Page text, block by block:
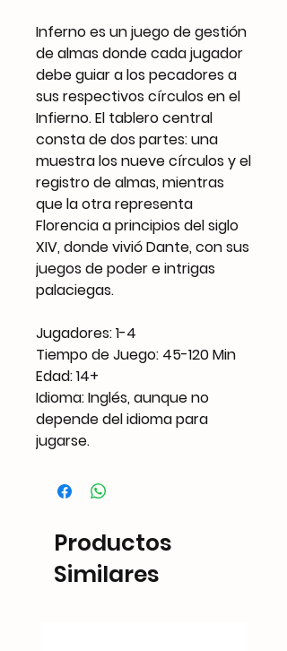
Inferno es un juego de gestión
de almas donde cada jugador
debe guiar a los pecadores a
sus respectivos círculos en el
Infierno. El tablero central
consta de dos partes: una
muestra los nueve círculos y el
registro de almas, mientras
que la otra representa
Florencia a principios del siglo
XIV, donde vivió Dante, con sus
juegos de poder e intrigas
palaciegas.
Jugadores: 1-4
Tiempo de Juego: 45-120 Min
Edad: 14+
Idioma: Inglés, aunque no
depende del idioma para
jugarse.
Productos
Similares